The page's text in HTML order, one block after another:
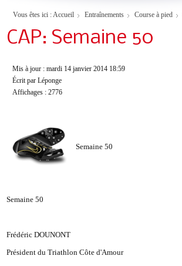
Vous êtes ici :Accueil Entraînements Course à pied
CAP: Semaine 50
Mis à jour : mardi 14 janvier 2014 18:59
Écrit par Léponge
Affichages : 2776
Semaine 50
Semaine 50
Frédéric DOUNONT
Président du Triathlon Côte d'Amour